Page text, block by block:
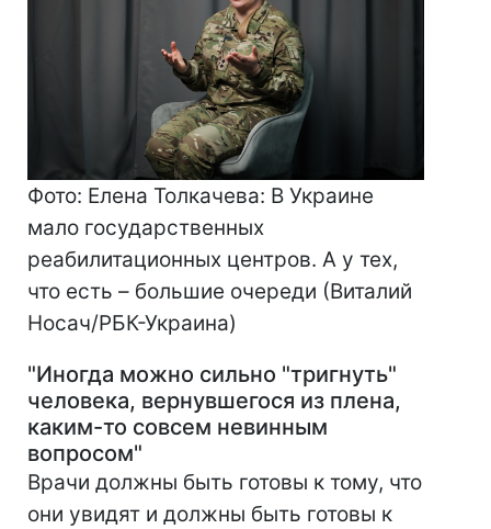
Фото: Елена Толкачева: В Украине
мало государственных
реабилитационных центров. А у тех,
что есть – большие очереди (Виталий
Носач/РБК-Украина)
"Иногда можно сильно "тригнуть"
человека, вернувшегося из плена,
каким-то совсем невинным
вопросом"
Врачи должны быть готовы к тому, что
они увидят и должны быть готовы к